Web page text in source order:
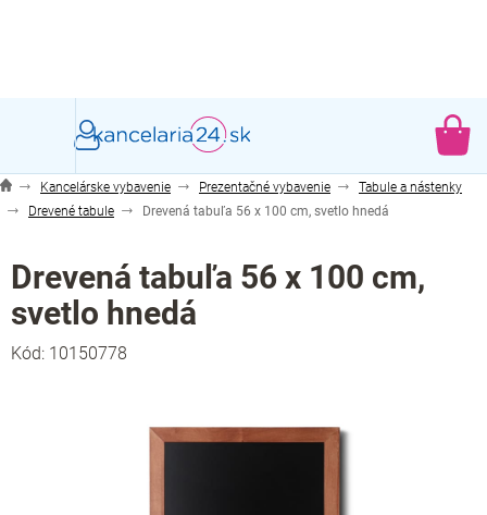
Kancelárske vybavenie Prezentačné vybavenie
Tabule a nástenky
Drevené tabule
Drevená tabuľa 56 x 100 cm, svetlo hnedá
Drevená tabuľa 56 x 100 cm,
svetlo hnedá
Kód: 10150778